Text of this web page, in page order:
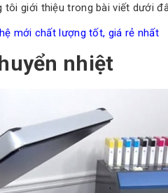
giới thiệu trong bài viết dưới
mới chất lượng tốt, giá rẻ nhất
nhiệt